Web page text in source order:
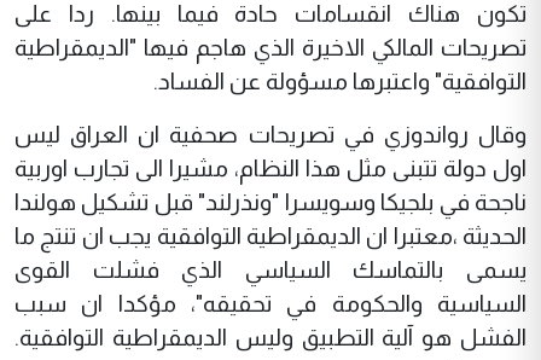
تكون هناك انقسامات حادة فيما بينها. ردا على
تصريحات المالكي الاخيرة الذي هاجم فيها "الديمقراطية
التوافقية" واعتبرها مسؤولة عن الفساد.
وقال رواندوزي في تصريحات صحفية ان العراق ليس
اول دولة تتبنى مثل هذا النظام، مشيرا الى تجارب اوربية
ناجحة في بلجيكا وسويسرا "ونذرلند" قبل تشكيل هولندا
الحديثة ،معتبرا ان الديمقراطية التوافقية يجب ان تنتج ما
يسمى بالتماسك السياسي الذي فشلت القوى
السياسية والحكومة في تحقيقه"، مؤكدا ان سبب
الفشل هو آلية التطبيق وليس الديمقراطية التوافقية.